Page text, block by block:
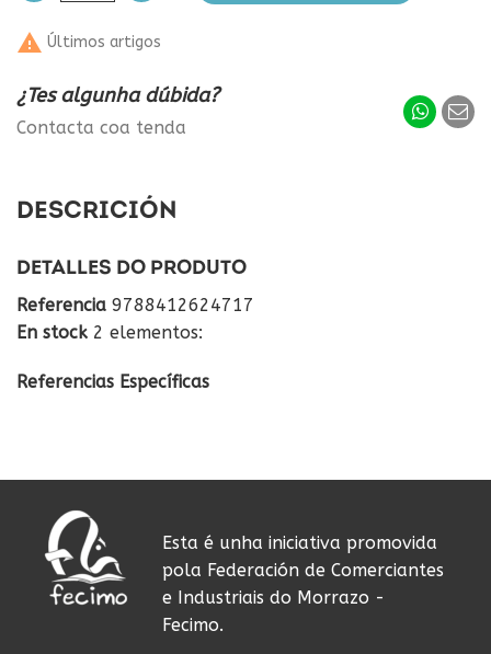
 Últimos artigos
¿Tes algunha dúbida?
Contacta coa tenda
DESCRICIÓN
DETALLES DO PRODUTO
Referencia 9788412624717
En stock 2 elementos:
Referencias Específicas
Esta é unha iniciativa promovida
pola Federación de Comerciantes
e Industriais do Morrazo -
Fecimo.